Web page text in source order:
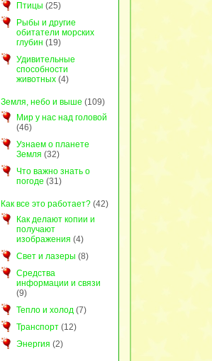
Птицы (25)
Рыбы и другие
обитатели морских
глубин (19)
Удивительные
способности
животных(4)
Земля, небо и выше (109)
Мир у нас над головой
(46)
Узнаем о планете
Земля (32)
Что важно знать о
погоде (31)
Как все это работает?(42)
Как делают копии и
получают
изображения (4)
Свет и лазеры (8)
Средства
информации и связи
(9)
Тепло и холод(7)
Транспорт(12)
Энергия (2)